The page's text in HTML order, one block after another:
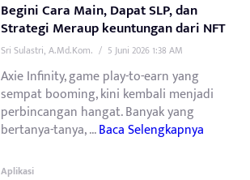
Begini Cara Main, Dapat SLP, dan
Strategi Meraup keuntungan dari NFT
Sri Sulastri, A.Md.Kom. / 5 Juni 2026 1:38 AM
Axie Infinity, game play-to-earn yang
sempat booming, kini kembali menjadi
perbincangan hangat. Banyak yang
bertanya-tanya, ...Baca Selengkapnya
Aplikasi